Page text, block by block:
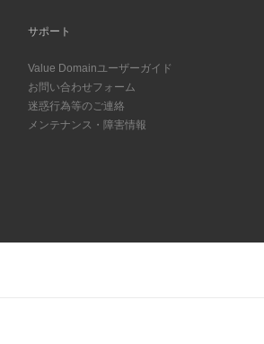
サポート
Value Domainユーザーガイド
お問い合わせフォーム
迷惑行為等のご連絡
メンテナンス・障害情報